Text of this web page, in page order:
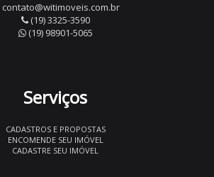
contato@witimoveis.com.br
(19) 3325-3590
(19) 98901-5065
Serviços
CADASTROS E PROPOSTAS
ENCOMENDE SEU IMÓVEL
CADASTRE SEU IMÓVEL